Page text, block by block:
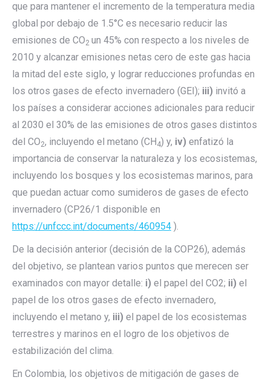
que para mantener el incremento de la temperatura media
global por debajo de 1.5°C es necesario reducir las
emisiones de CO2 un 45% con respecto a los niveles de
2010 y alcanzar emisiones netas cero de este gas hacia
la mitad del este siglo, y lograr reducciones profundas en
los otros gases de efecto invernadero (GEI); iii) invitó a
los países a considerar acciones adicionales para reducir
al 2030 el 30% de las emisiones de otros gases distintos
del CO2, incluyendo el metano (CH4) y, iv) enfatizó la
importancia de conservar la naturaleza y los ecosistemas,
incluyendo los bosques y los ecosistemas marinos, para
que puedan actuar como sumideros de gases de efecto
invernadero (CP26/1 disponible en
https://unfccc.int/documents/460954 ).
De la decisión anterior (decisión de la COP26), además
del objetivo, se plantean varios puntos que merecen ser
examinados con mayor detalle: i) el papel del CO2; ii) el
papel de los otros gases de efecto invernadero,
incluyendo el metano y, iii) el papel de los ecosistemas
terrestres y marinos en el logro de los objetivos de
estabilización del clima.
En Colombia, los objetivos de mitigación de gases de